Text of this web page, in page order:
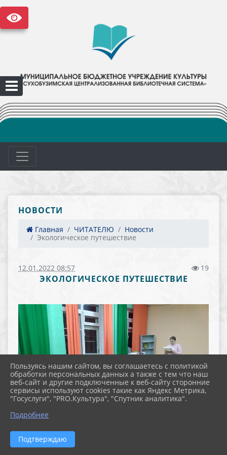
НОВОСТИ
Главная ЧИТАТЕЛЮ
Новости
Экологическое путешествие
12.01.2022 08:57 19
ЭКОЛОГИЧЕСКОЕ ПУТЕШЕСТВИЕ
Пользуясь нашим сайтом, вы соглашаетесь с политикой
обработки персональных данных а также с тем что наш
веб-сайт и другие подключенные к веб-сайту сторонние
сервисы используют cookies такие как Яндекс Метрика,
"Госуслуги", "PRO.Культура", "Спутник аналитика".
Подробнее
Подтверждаю